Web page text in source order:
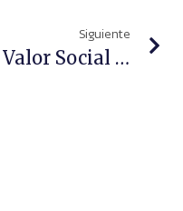
Siguiente
El Valor Social De La Farmacia Mejora La Salud, La Cohesión Y La Sostenibilidad Sanitaria